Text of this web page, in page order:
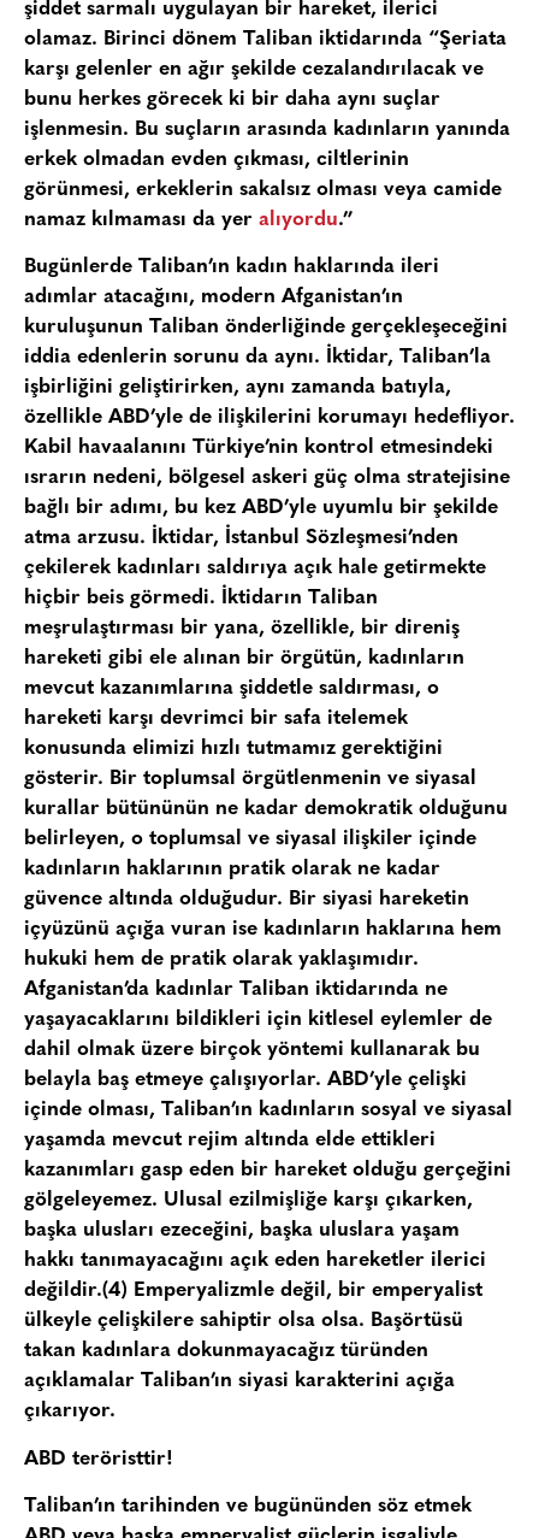
şiddet sarmalı uygulayan bir hareket, ilerici
olamaz. Birinci dönem Taliban iktidarında “Şeriata
karşı gelenler en ağır şekilde cezalandırılacak ve
bunu herkes görecek ki bir daha aynı suçlar
işlenmesin. Bu suçların arasında kadınların yanında
erkek olmadan evden çıkması, ciltlerinin
görünmesi, erkeklerin sakalsız olması veya camide
namaz kılmaması da yer alıyordu.”
Bugünlerde Taliban’ın kadın haklarında ileri
adımlar atacağını, modern Afganistan’ın
kuruluşunun Taliban önderliğinde gerçekleşeceğini
iddia edenlerin sorunu da aynı. İktidar, Taliban’la
işbirliğini geliştirirken, aynı zamanda batıyla,
özellikle ABD’yle de ilişkilerini korumayı hedefliyor.
Kabil havaalanını Türkiye’nin kontrol etmesindeki
ısrarın nedeni, bölgesel askeri güç olma stratejisine
bağlı bir adımı, bu kez ABD’yle uyumlu bir şekilde
atma arzusu. İktidar, İstanbul Sözleşmesi’nden
çekilerek kadınları saldırıya açık hale getirmekte
hiçbir beis görmedi. İktidarın Taliban
meşrulaştırması bir yana, özellikle, bir direniş
hareketi gibi ele alınan bir örgütün, kadınların
mevcut kazanımlarına şiddetle saldırması, o
hareketi karşı devrimci bir safa itelemek
konusunda elimizi hızlı tutmamız gerektiğini
gösterir. Bir toplumsal örgütlenmenin ve siyasal
kurallar bütününün ne kadar demokratik olduğunu
belirleyen, o toplumsal ve siyasal ilişkiler içinde
kadınların haklarının pratik olarak ne kadar
güvence altında olduğudur. Bir siyasi hareketin
içyüzünü açığa vuran ise kadınların haklarına hem
hukuki hem de pratik olarak yaklaşımıdır.
Afganistan’da kadınlar Taliban iktidarında ne
yaşayacaklarını bildikleri için kitlesel eylemler de
dahil olmak üzere birçok yöntemi kullanarak bu
belayla baş etmeye çalışıyorlar. ABD’yle çelişki
içinde olması, Taliban’ın kadınların sosyal ve siyasal
yaşamda mevcut rejim altında elde ettikleri
kazanımları gasp eden bir hareket olduğu gerçeğini
gölgeleyemez. Ulusal ezilmişliğe karşı çıkarken,
başka ulusları ezeceğini, başka uluslara yaşam
hakkı tanımayacağını açık eden hareketler ilerici
değildir.(4) Emperyalizmle değil, bir emperyalist
ülkeyle çelişkilere sahiptir olsa olsa. Başörtüsü
takan kadınlara dokunmayacağız türünden
açıklamalar Taliban’ın siyasi karakterini açığa
çıkarıyor.
ABD teröristtir!
Taliban’ın tarihinden ve bugününden söz etmek